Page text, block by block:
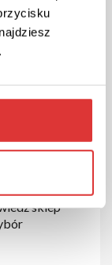
.
akcesoria do
styl życia i
podajesz
sklep